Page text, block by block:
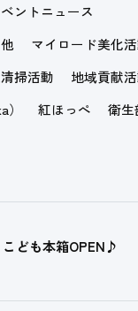
ントニュース
マイロード美化
掃活動
地域貢献
紅ほっぺ
衛
ども本箱OPEN♪